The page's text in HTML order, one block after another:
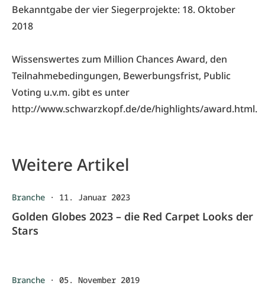
Bekanntgabe der vier Siegerprojekte: 18. Oktober
2018
Wissenswertes zum Million Chances Award, den
Teilnahmebedingungen, Bewerbungsfrist, Public
Voting u.v.m. gibt es unter
http://www.schwarzkopf.de/de/highlights/award.html.
Weitere Artikel
Branche · 11. Januar 2023
Golden Globes 2023 – die Red Carpet Looks der
Stars
Branche · 05. November 2019